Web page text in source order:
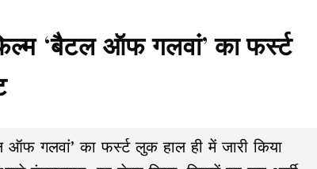
‘बैटल ऑफ गलवां’ का फर्स्ट
गलवां’ का फर्स्ट लुक हाल ही में जारी किया